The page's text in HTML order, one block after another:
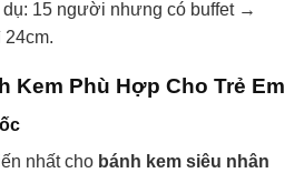
15 người nhưng có buffet →
24cm.
Kem Phù Hợp Cho Trẻ Em
nhất cho bánh kem siêu nhân